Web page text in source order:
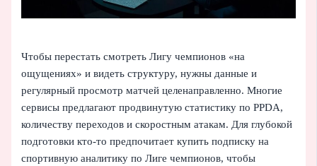
Чтобы перестать смотреть Лигу чемпионов «на
ощущениях» и видеть структуру, нужны данные и
регулярный просмотр матчей целенаправленно. Многие
сервисы предлагают продвинутую статистику по PPDA,
количеству переходов и скоростным атакам. Для глубокой
подготовки кто‑то предпочитает купить подписку на
спортивную аналитику по Лиге чемпионов, чтобы